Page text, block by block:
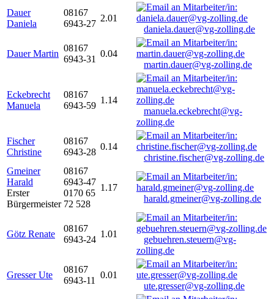
Dauer
Daniela
08167
6943-27
2.01
daniela.dauer@vg-zolling.de
Dauer Martin
08167
6943-31
0.04
martin.dauer@vg-zolling.de
Eckebrecht
Manuela
08167
6943-59
1.14
manuela.eckebrecht@vg-
zolling.de
Fischer
Christine
08167
6943-28
0.14
christine.fischer@vg-zolling.de
Gmeiner
Harald
Erster
Bürgermeister
08167
6943-47
0170 65
72 528
1.17
harald.gmeiner@vg-zolling.de
Götz Renate
08167
6943-24
1.01
gebuehren.steuern@vg-
zolling.de
Gresser Ute
08167
6943-11
0.01
ute.gresser@vg-zolling.de